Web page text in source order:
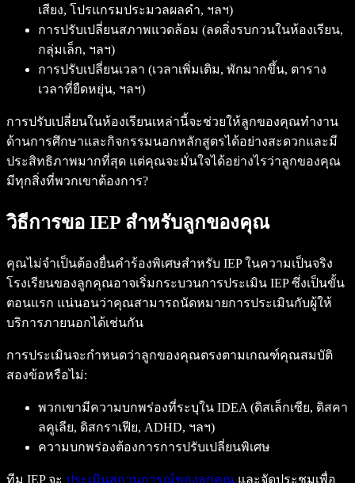
เสียง, โปรแกรมประมวลผลคำ, ฯลฯ)
การปรับเปลี่ยนสภาพแวดล้อม (ลดสิ่งรบกวนในห้องเรียน,
กลุ่มเล็ก, ฯลฯ)
การปรับเปลี่ยนเวลา (เวลาเพิ่มเติม, พักมากขึ้น, ตาราง
เวลาที่ยืดหยุ่น, ฯลฯ)
การปรับเปลี่ยนในห้องเรียนเหล่านี้จะช่วยให้ลูกของคุณทำงาน
ด้านการศึกษาและกิจกรรมนอกหลักสูตรได้อย่างสะดวกและมี
ประสิทธิภาพมากที่สุด แต่คุณจะมั่นใจได้อย่างไรว่าลูกของคุณ
มีทุกสิ่งที่พวกเขาต้องการ?
วิธีการขอ IEP สำหรับลูกของคุณ
คุณไม่จำเป็นต้องยื่นคำร้องพิเศษสำหรับ IEP ในความเป็นจริง
โรงเรียนของลูกคุณอาจเริ่มกระบวนการประเมิน IEP ซึ่งเป็นขั้น
ตอนแรก แน่นอนว่าคุณสามารถนัดหมายการประเมินกับผู้ให้
บริการภายนอกได้เช่นกัน
การประเมินจะกำหนดว่าลูกของคุณตรงตามเกณฑ์คุณสมบัติ
สองข้อหรือไม่:
พวกเขามีความบกพร่องที่ระบุใน IDEA (ดิสเล็กเซีย, ดิสคา
ลคูเลีย, ดิสกราเฟีย, ADHD, ฯลฯ)
ความบกพร่องต้องการการปรับเปลี่ยนพิเศษ
ทีม IEP จะ ประเมินสถานการณ์ของลูกคุณ และจัดประชุมเพื่อ